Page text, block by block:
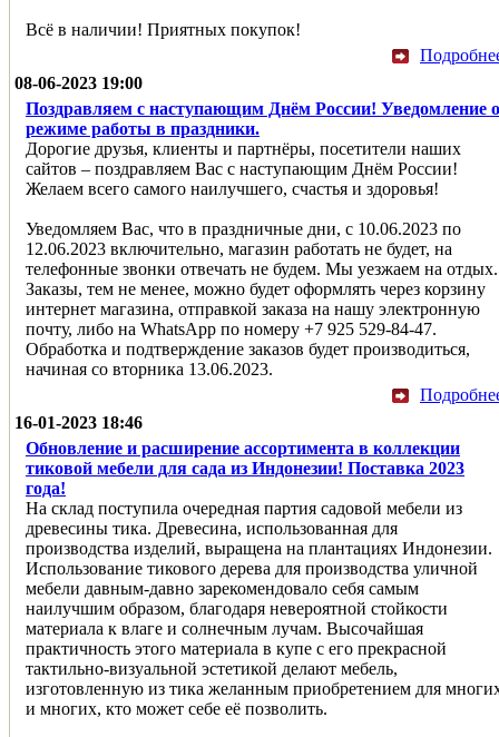
Всё в наличии! Приятных покупок!
08-06-2023 19:00
Поздравляем с наступающим Днём России! Уведомление о
режиме работы в праздники.
Дорогие друзья, клиенты и партнёры, посетители наших
сайтов – поздравляем Вас с наступающим Днём России!
Желаем всего самого наилучшего, счастья и здоровья!
Уведомляем Ваc, что в праздничные дни, с 10.06.2023 по
12.06.2023 включительно, магазин работать не будет, на
телефонные звонки отвечать не будем. Мы уезжаем на отдых.
Заказы, тем не менее, можно будет оформлять через корзину
интернет магазина, отправкой заказа на нашу электронную
почту, либо на WhatsApp по номеру +7 925 529-84-47.
Обработка и подтверждение заказов будет производиться,
начиная со вторника 13.06.2023.
16-01-2023 18:46
Обновление и расширение ассортимента в коллекции
тиковой мебели для сада из Индонезии! Поставка 2023
года!
На склад поступила очередная партия садовой мебели из
древесины тика. Древесина, использованная для
производства изделий, выращена на плантациях Индонезии.
Использование тикового дерева для производства уличной
мебели давным-давно зарекомендовало себя самым
наилучшим образом, благодаря невероятной стойкости
материала к влаге и солнечным лучам. Высочайшая
практичность этого материала в купе с его прекрасной
тактильно-визуальной эстетикой делают мебель,
изготовленную из тика желанным приобретением для
и многих, кто может себе её позволить.